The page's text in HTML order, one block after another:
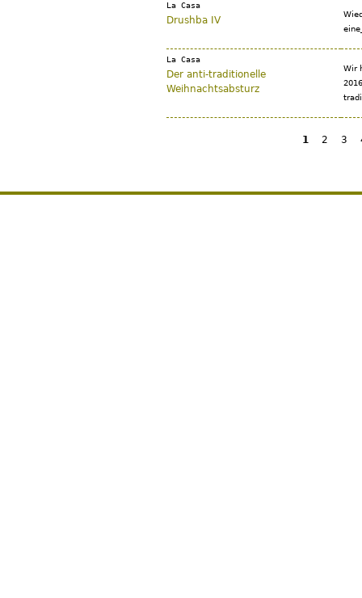
La Casa
Drushba IV
La Casa
Der anti-traditionelle
Weihnachtsabsturz
Wir
1 2 3